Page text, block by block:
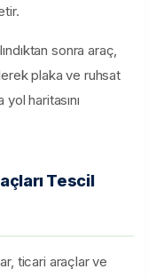
sonra araç,
plaka ve ruhsat
haritasını
Tescil
ticari araçlar ve